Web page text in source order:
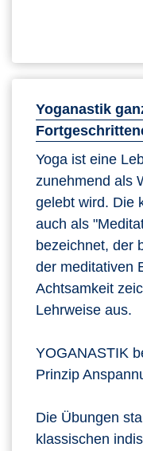
Yoganastik
Yoga ist eine
zunehmend als
gelebt wird. Die
auch als
bezeichnet, der
der meditativen
Achtsamkeit
Lehrweise aus.
YOGANASTIK
Prinzip
Die Übungen
klassischen